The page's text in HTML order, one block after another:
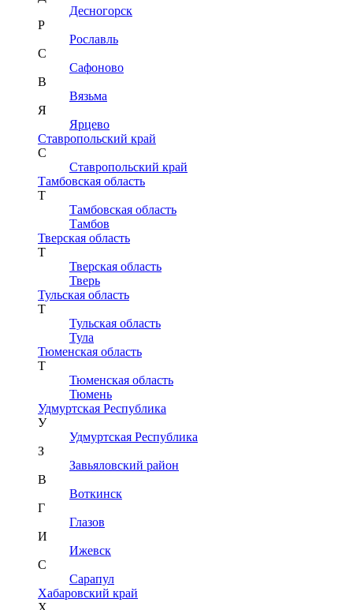
Десногорск
Р
Рославль
С
Сафоново
В
Вязьма
Я
Ярцево
Ставропольский край
С
Ставропольский край
Тамбовская область
Т
Тамбовская область
Тамбов
Тверская область
Т
Тверская область
Тверь
Тульская область
Т
Тульская область
Тула
Тюменская область
Т
Тюменская область
Тюмень
Удмуртская Республика
У
Удмуртская Республика
З
Завьяловский район
В
Воткинск
Г
Глазов
И
Ижевск
С
Сарапул
Хабаровский край